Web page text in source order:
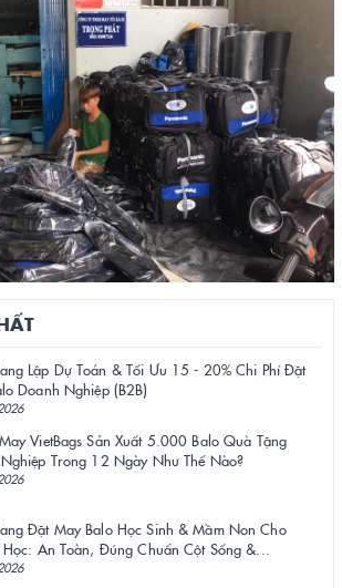
Lập Dự Toán & Tối Ưu 15 - 20% Chi Phí Đặt
Doanh Nghiệp (B2B)
VietBags Sản Xuất 5.000 Balo Quà Tặng
Trong 12 Ngày Như Thế Nào?
Đặt May Balo Học Sinh & Mầm Non Cho
An Toàn, Đúng Chuẩn Cột Sống &...